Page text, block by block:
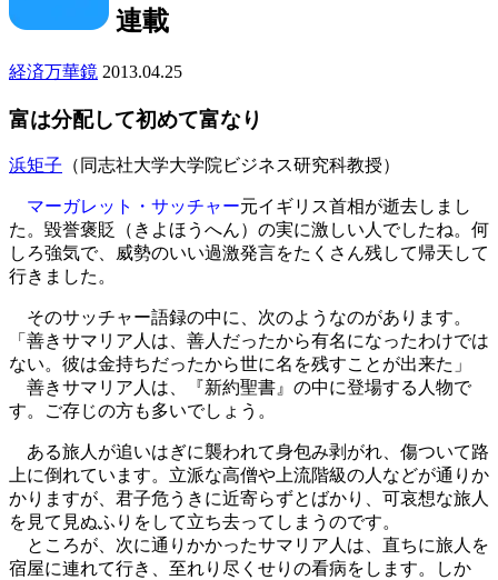
連載
経済万華鏡 2013.04.25
富は分配して初めて富なり
浜矩子 （同志社大学大学院ビジネス研究科教授）
マーガレット・サッチャー元イギリス首相が逝去しまし
た。毀誉褒貶（きよほうへん）の実に激しい人でしたね。何
しろ強気で、威勢のいい過激発言をたくさん残して帰天して
行きました。
そのサッチャー語録の中に、次のようなのがあります。
「善きサマリア人は、善人だったから有名になったわけでは
ない。彼は金持ちだったから世に名を残すことが出来た」
善きサマリア人は、『新約聖書』の中に登場する人物で
す。ご存じの方も多いでしょう。
ある旅人が追いはぎに襲われて身包み剥がれ、傷ついて路
上に倒れています。立派な高僧や上流階級の人などが通りか
かりますが、君子危うきに近寄らずとばかり、可哀想な旅人
を見て見ぬふりをして立ち去ってしまうのです。
ところが、次に通りかかったサマリア人は、直ちに旅人を
宿屋に連れて行き、至れり尽くせりの看病をします。しか